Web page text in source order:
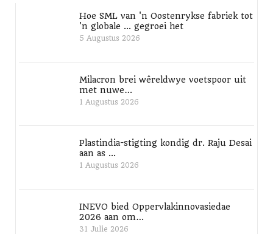
Teikentoepassings: Buigsame verpakking; ook sterk in
drukstoppe en verbeter OEE. Dit is ook van toepassing
op die nuutste inkontwikkelings in buigsame verpakking,
gebaseerde ink.
Hoe SML van 'n Oostenrykse fabriek tot
'n globale ... gegroei het
5 Augustus 2026
Milacron brei wêreldwye voetspoor uit
met nuwe…
1 Augustus 2026
Plastindia-stigting kondig dr. Raju Desai
aan as ...
1 Augustus 2026
INEVO bied Oppervlakinnovasiedae
2026 aan om…
31 Julie 2026